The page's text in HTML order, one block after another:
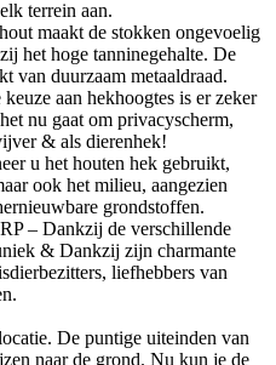
terrein aan.
maakt de stokken ongevoelig
het hoge tanninegehalte. De
van duurzaam metaaldraad.
aan hekhoogtes is er zeker
nu gaat om privacyscherm,
& als dierenhek!
u het houten hek gebruikt,
ook het milieu, aangezien
grondstoffen.
– Dankzij de verschillende
& Dankzij zijn charmante
liefhebbers van
De puntige uiteinden van
naar de grond. Nu kun je de